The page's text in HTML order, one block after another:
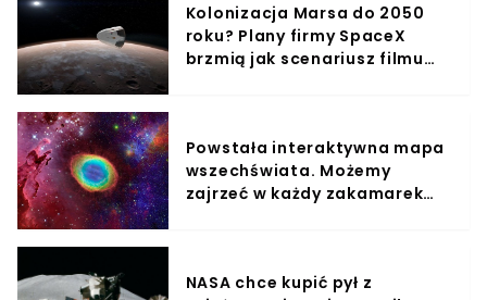
Kolonizacja Marsa do 2050
roku? Plany firmy SpaceX
brzmią jak scenariusz filmu
Powstała interaktywna mapa
wszechświata. Możemy
zajrzeć w każdy zakamarek
NASA chce kupić pył z